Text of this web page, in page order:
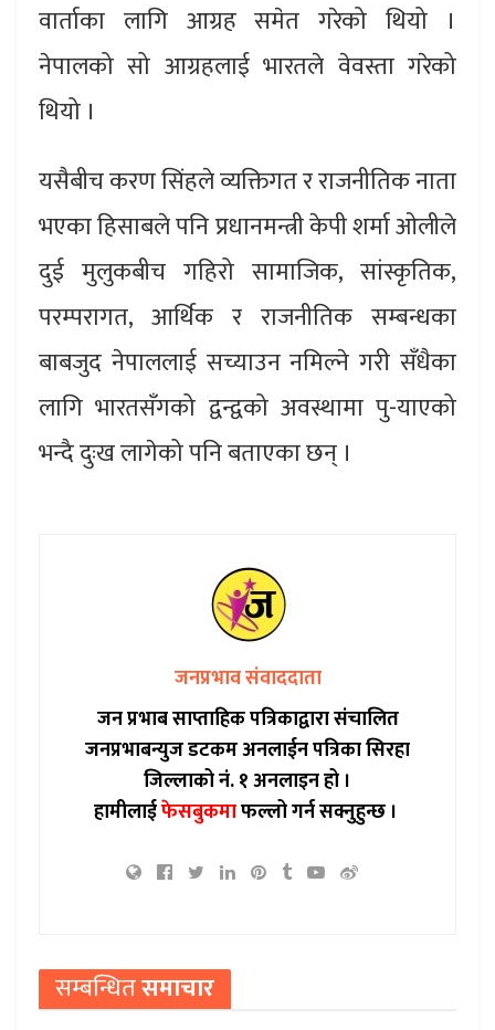
वार्ताका लागि आग्रह समेत गरेको थियो ।
नेपालको सो आग्रहलाई भारतले वेवस्ता गरेको
थियो ।
यसैबीच करण सिंहले व्यक्तिगत र राजनीतिक नाता
भएका हिसाबले पनि प्रधानमन्त्री केपी शर्मा ओलीले
दुई मुलुकबीच गहिरो सामाजिक, सांस्कृतिक,
परम्परागत, आर्थिक र राजनीतिक सम्बन्धका
बाबजुद नेपाललाई सच्याउन नमिल्ने गरी सँधैका
लागि भारतसँगको द्वन्द्वको अवस्थामा पु-याएको
भन्दै दुःख लागेको पनि बताएका छन् ।
जनप्रभाव संवाददाता
जन प्रभाब साप्ताहिक पत्रिकाद्वारा संचालित
जनप्रभाबन्युज डटकम अनलाईन पत्रिका सिरहा
जिल्लाको नं. १ अनलाइन हो ।
हामीलाईफेसबुकमाफल्लो गर्न सक्नुहुन्छ ।
सम्बन्धितसमाचार